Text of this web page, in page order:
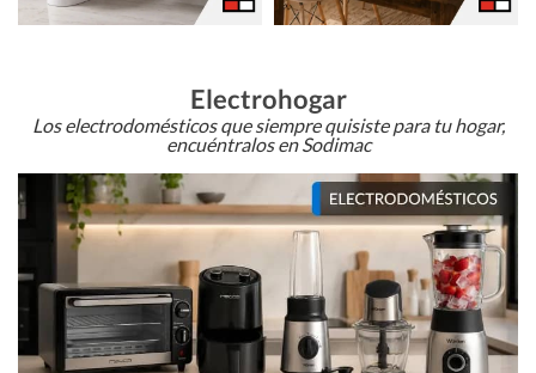
Electrohogar
Los electrodomésticos que siempre quisiste para tu hogar,
encuéntralos en Sodimac